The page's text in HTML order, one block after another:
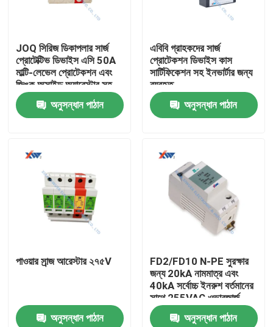
VR প্রদর্শন
আমাদের সম্পর্কে
JOQ সিরিজ ডিকাপলার সার্জ
প্রোটেক্টিভ ডিভাইস এসি 50A
মাল্টি-লেভেল প্রোটেকশন এবং
জিঙ্ক অক্সাইড অ্যারেস্টার সহ
35মিমি রেল ইনস্টলেশনের জন্য
অনুসন্ধান পাঠান
এবিবি গ্রাহকদের সার্জ
প্রোটেকশন ডিভাইস কাস
সার্টিফিকেশন সহ ইনভার্টার জন্য
ব্যবহৃত
অনুসন্ধান পাঠান
পাওয়ার সার্‍জ আরেস্টার ২৭৫V
অনুসন্ধান পাঠান
FD2/FD10 N-PE সুরক্ষার
জন্য 20kA নামমাত্র এবং
40kA সর্বোচ্চ ইনরুশ বর্তমানের
সাথে 255VAC ওভারজার্জ
সুরক্ষা ডিভাইস
অনুসন্ধান পাঠান